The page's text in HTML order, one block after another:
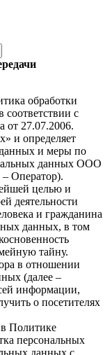
обработки
соответствии с
от 27.07.2006.
и определяет
и меры по
данных ООО
Оператор).
целью и
деятельности
и гражданина
данных, в том
тайну.
в отношении
(далее –
информации,
о посетителях
Политике
персональных
данных с